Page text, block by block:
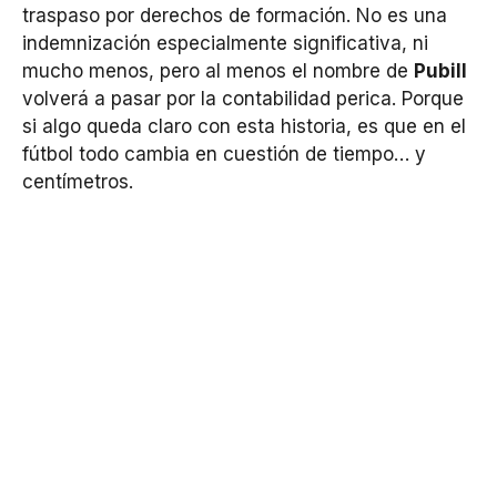
traspaso por derechos de formación. No es una
indemnización especialmente significativa, ni
mucho menos, pero al menos el nombre de Pubill
volverá a pasar por la contabilidad perica. Porque
si algo queda claro con esta historia, es que en el
fútbol todo cambia en cuestión de tiempo… y
centímetros.